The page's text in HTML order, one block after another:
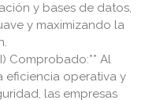
y bases de datos,
y maximizando la
Comprobado:** Al
eficiencia operativa y
las empresas